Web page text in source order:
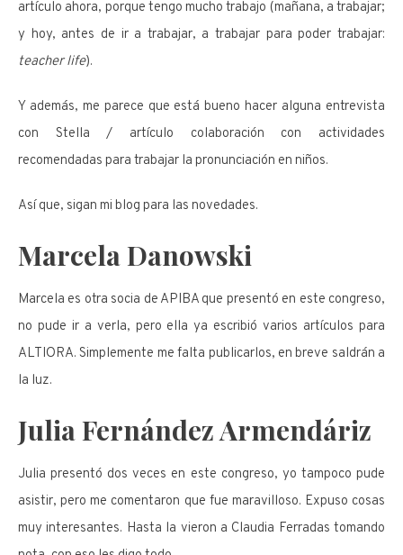
artículo ahora, porque tengo mucho trabajo (mañana, a trabajar;
y hoy, antes de ir a trabajar, a trabajar para poder trabajar:
teacher life).
Y además, me parece que está bueno hacer alguna entrevista
con Stella / artículo colaboración con actividades
recomendadas para trabajar la pronunciación en niños.
Así que, sigan mi blog para las novedades.
Marcela Danowski
Marcela es otra socia de APIBA que presentó en este congreso,
no pude ir a verla, pero ella ya escribió varios artículos para
ALTIORA. Simplemente me falta publicarlos, en breve saldrán a
la luz.
Julia Fernández Armendáriz
Julia presentó dos veces en este congreso, yo tampoco pude
asistir, pero me comentaron que fue maravilloso. Expuso cosas
muy interesantes. Hasta la vieron a Claudia Ferradas tomando